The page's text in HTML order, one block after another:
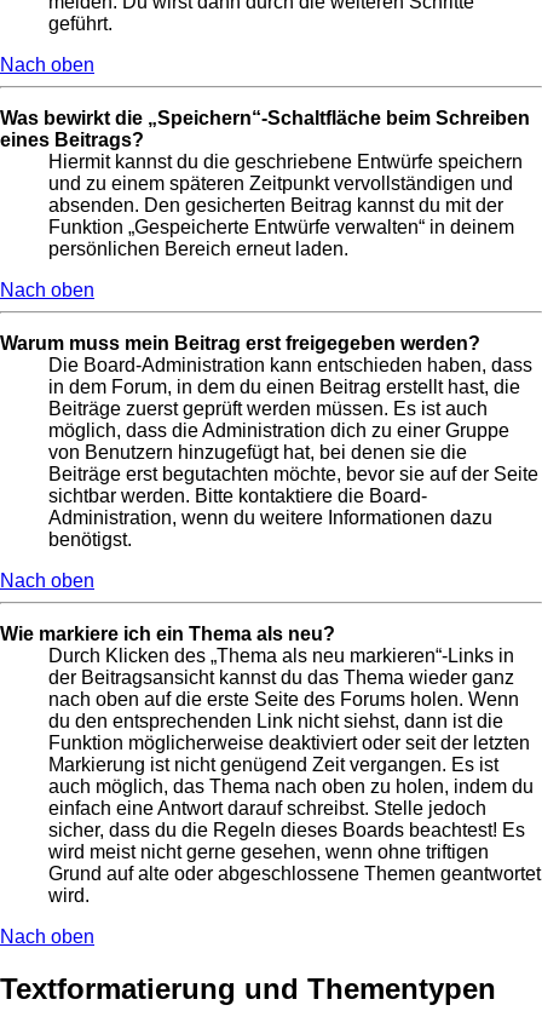
geführt.
Nach oben
Was bewirkt die „Speichern“-Schaltfläche beim Schreiben
eines Beitrags?
Hiermit kannst du die geschriebene Entwürfe speichern
und zu einem späteren Zeitpunkt vervollständigen und
absenden. Den gesicherten Beitrag kannst du mit der
Funktion „Gespeicherte Entwürfe verwalten“ in deinem
persönlichen Bereich erneut laden.
Nach oben
Warum muss mein Beitrag erst freigegeben werden?
Die Board-Administration kann entschieden haben, dass
in dem Forum, in dem du einen Beitrag erstellt hast, die
Beiträge zuerst geprüft werden müssen. Es ist auch
möglich, dass die Administration dich zu einer Gruppe
von Benutzern hinzugefügt hat, bei denen sie die
Beiträge erst begutachten möchte, bevor sie auf der Seite
sichtbar werden. Bitte kontaktiere die Board-
Administration, wenn du weitere Informationen dazu
benötigst.
Nach oben
Wie markiere ich ein Thema als neu?
Durch Klicken des „Thema als neu markieren“-Links in
der Beitragsansicht kannst du das Thema wieder ganz
nach oben auf die erste Seite des Forums holen. Wenn
du den entsprechenden Link nicht siehst, dann ist die
Funktion möglicherweise deaktiviert oder seit der letzten
Markierung ist nicht genügend Zeit vergangen. Es ist
auch möglich, das Thema nach oben zu holen, indem du
einfach eine Antwort darauf schreibst. Stelle jedoch
sicher, dass du die Regeln dieses Boards beachtest! Es
wird meist nicht gerne gesehen, wenn ohne triftigen
Grund auf alte oder abgeschlossene Themen geantwortet
wird.
Nach oben
Textformatierung und Thementypen